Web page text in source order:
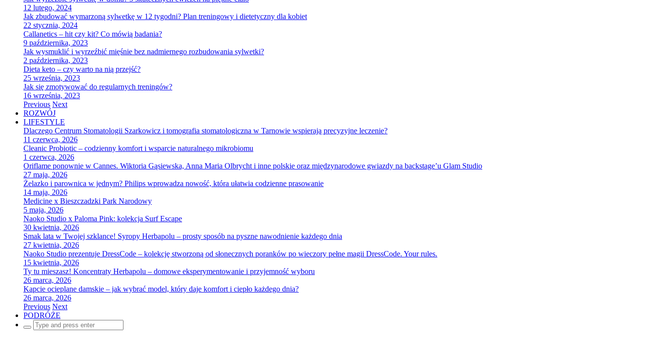
12 lutego, 2024
Jak zbudować wymarzoną sylwetkę w 12 tygodni? Plan treningowy i dietetyczny dla kobiet
22 stycznia, 2024
Callanetics – hit czy kit? Co mówią badania?
9 października, 2023
Jak wysmuklić i wyrzeźbić mięśnie bez nadmiernego rozbudowania sylwetki?
2 października, 2023
Dieta keto – czy warto na nią przejść?
25 września, 2023
Jak się zmotywować do regularnych treningów?
16 września, 2023
Previous Next
ROZWÓJ
LIFESTYLE
Dlaczego Centrum Stomatologii Szarkowicz i tomografia stomatologiczna w Tarnowie wspierają precyzyjne leczenie?
11 czerwca, 2026
Cleanic Probiotic – codzienny komfort i wsparcie naturalnego mikrobiomu
1 czerwca, 2026
Oriflame ponownie w Cannes. Wiktoria Gąsiewska, Anna Maria Olbrycht i inne polskie oraz międzynarodowe gwiazdy na backstage’u Glam Studio
27 maja, 2026
Żelazko i parownica w jednym? Philips wprowadza nowość, która ułatwia codzienne prasowanie
14 maja, 2026
Medicine x Bieszczadzki Park Narodowy
5 maja, 2026
Naoko Studio x Paloma Pink: kolekcja Surf Escape
30 kwietnia, 2026
Smak lata w Twojej szklance! Syropy Herbapolu – prosty sposób na pyszne nawodnienie każdego dnia
27 kwietnia, 2026
Naoko Studio prezentuje DressCode – kolekcję stworzoną od słonecznych poranków po wieczory pełne magii DressCode. Your rules.
15 kwietnia, 2026
Ty tu mieszasz! Koncentraty Herbapolu – domowe eksperymentowanie i przyjemność wyboru
26 marca, 2026
Kapcie ocieplane damskie – jak wybrać model, który daje komfort i ciepło każdego dnia?
26 marca, 2026
Previous Next
PODRÓŻE
Search
for: